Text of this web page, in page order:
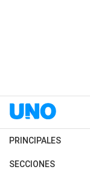
PRINCIPALES
Últimas Noticias
SECCIONES